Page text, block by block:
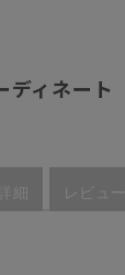
ディネート
細 レビュー